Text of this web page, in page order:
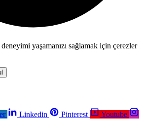
yaşamanızı sağlamak için çerezler
Linkedin Pinterest
Youtube